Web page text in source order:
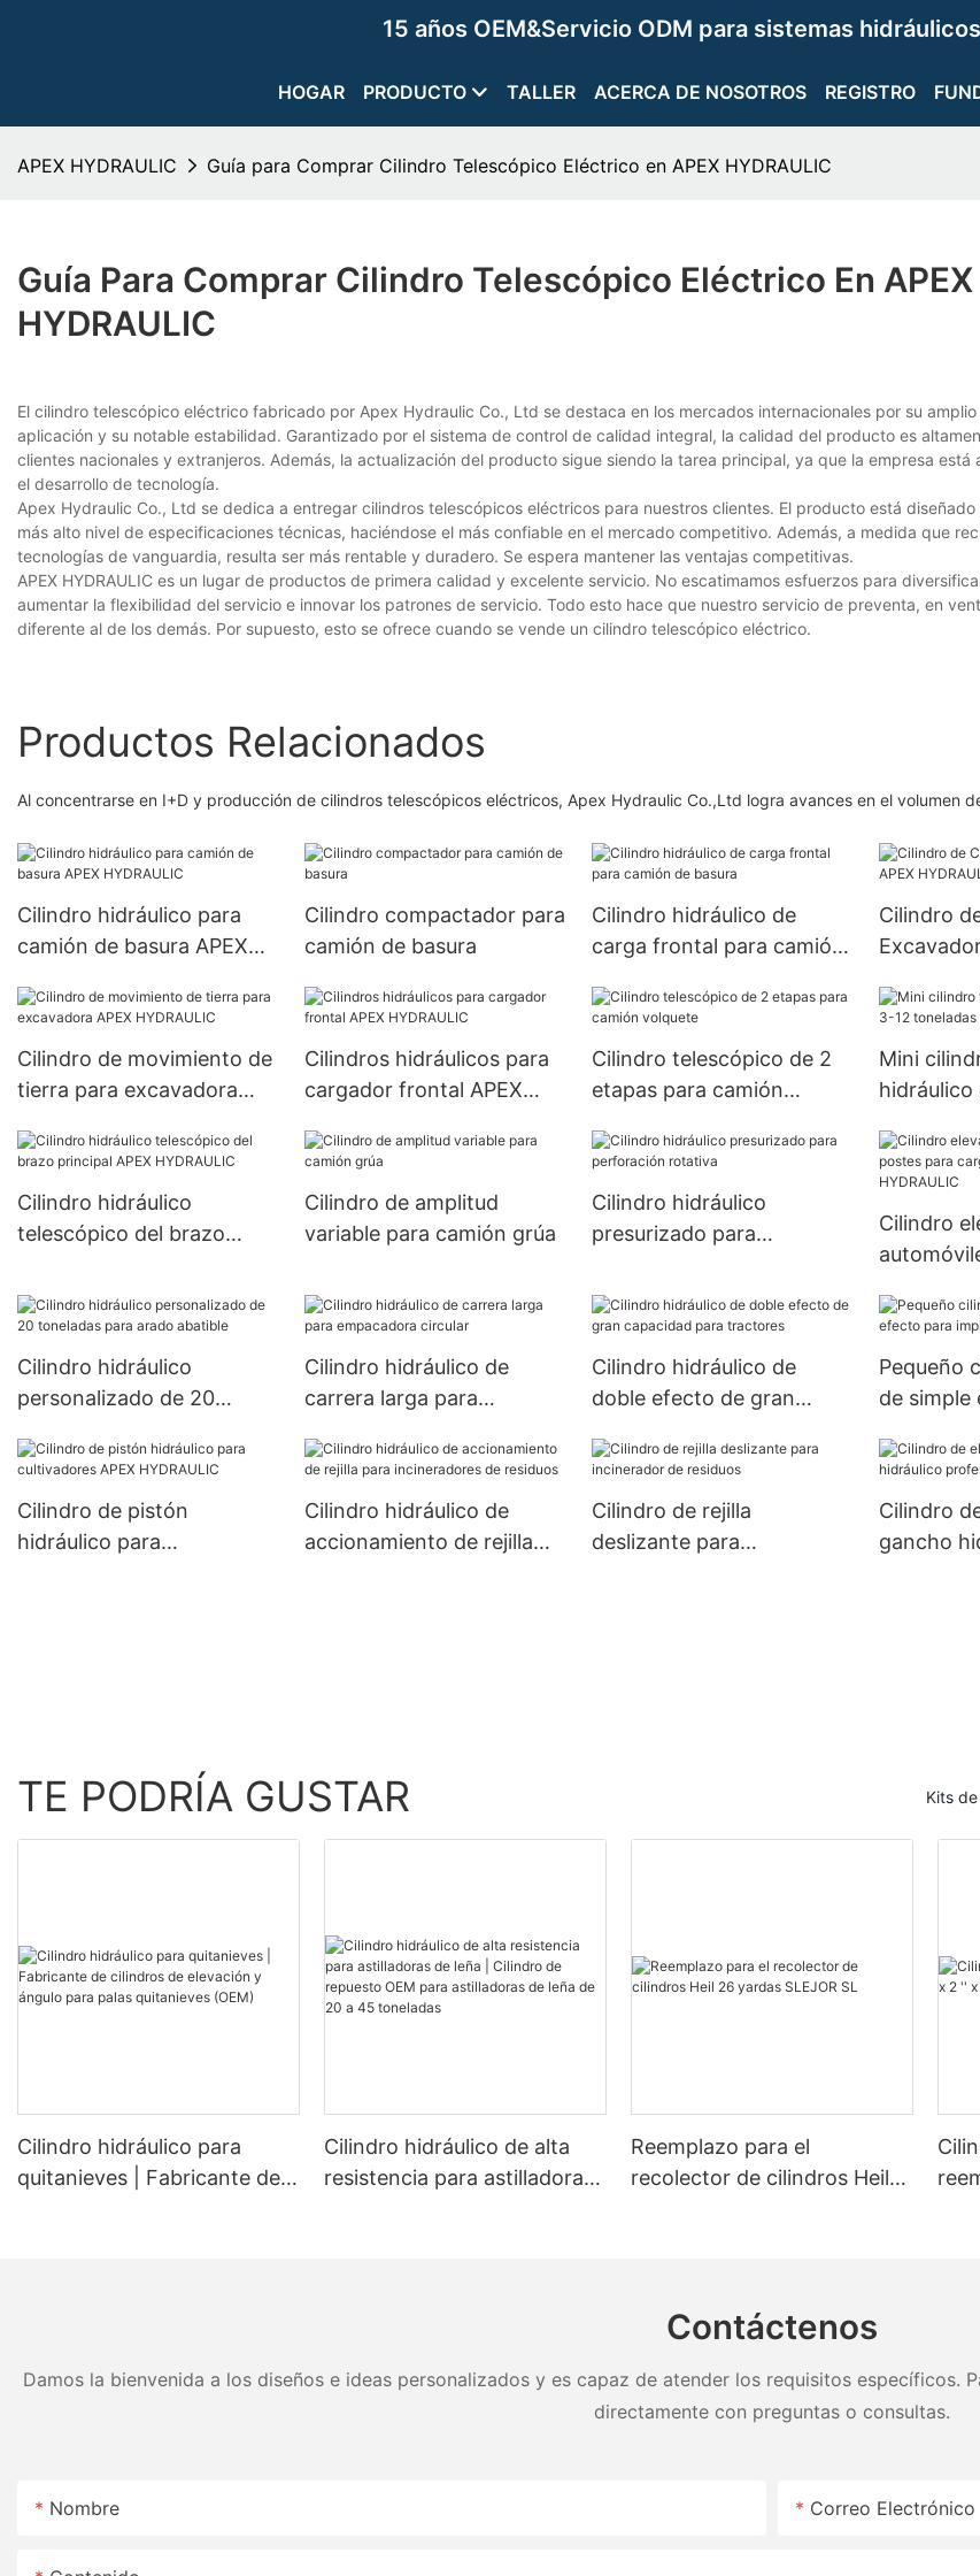
15 años OEM&Servicio ODM para sistemas
HOGAR PRODUCTO TALLER ACERCA DE NOSOTROS REGISTRO
APEX HYDRAULIC Guía para Comprar Cilindro Telescópico Eléctrico en APEX HYDRAULIC
Guía Para Comprar Cilindro Telescópico Eléctrico En APEX
HYDRAULIC
El cilindro telescópico eléctrico fabricado por Apex Hydraulic Co., Ltd se destaca en los mercados internacionales por su
aplicación y su notable estabilidad. Garantizado por el sistema de control de calidad integral, la calidad del producto es
clientes nacionales y extranjeros. Además, la actualización del producto sigue siendo la tarea principal, ya que la empresa está
el desarrollo de tecnología.
Apex Hydraulic Co., Ltd se dedica a entregar cilindros telescópicos eléctricos para nuestros clientes. El producto está
más alto nivel de especificaciones técnicas, haciéndose el más confiable en el mercado competitivo. Además, a medida que
tecnologías de vanguardia, resulta ser más rentable y duradero. Se espera mantener las ventajas competitivas.
APEX HYDRAULIC es un lugar de productos de primera calidad y excelente servicio. No escatimamos esfuerzos para
aumentar la flexibilidad del servicio e innovar los patrones de servicio. Todo esto hace que nuestro servicio de preventa, en
diferente al de los demás. Por supuesto, esto se ofrece cuando se vende un cilindro telescópico eléctrico.
Productos Relacionados
Al concentrarse en I+D y producción de cilindros telescópicos eléctricos, Apex Hydraulic Co.,Ltd logra avances en el volumen
Cilindro hidráulico para
camión de basura APEX
Cilindro compactador para
camión de basura
Cilindro hidráulico de
carga frontal para camión
Cilindro
Cilindro de movimiento de
tierra para excavadora
Cilindros hidráulicos para
cargador frontal APEX
Cilindro telescópico de 2
etapas para camión
Mini
hidráulico
volquete
Cilindro hidráulico
telescópico del brazo
HYDRAULIC
Cilindro de amplitud
variable para camión grúa
Cilindro hidráulico
presurizado para
Cilindro
Cilindro hidráulico
personalizado de 20
abatible
Cilindro hidráulico de
carrera larga para
Cilindro hidráulico de
doble efecto de gran
Pequeño
de simple
Cilindro de pistón
hidráulico para
Cilindro hidráulico de
accionamiento de rejilla
Cilindro de rejilla
deslizante para
Cilindro
gancho
TE PODRÍA GUSTAR Kits
Cilindro hidráulico para
quitanieves | Fabricante de
Cilindro hidráulico de alta
resistencia para astilladoras
Reemplazo para el
recolector de cilindros Heil
Contáctenos
Damos la bienvenida a los diseños e ideas personalizados y es capaz de atender los requisitos
directamente con preguntas o consultas.
Nombre Correo Electrónico